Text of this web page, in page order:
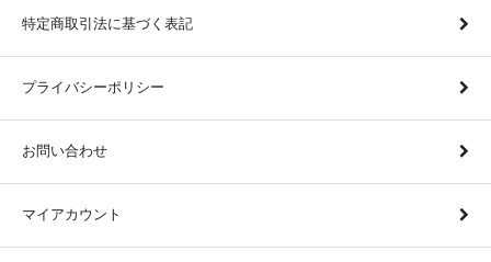
特定商取引法に基づく表記
プライバシーポリシー
お問い合わせ
マイアカウント